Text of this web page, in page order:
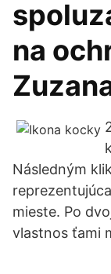
na
Následným
mieste. Po
vlastnos ťami